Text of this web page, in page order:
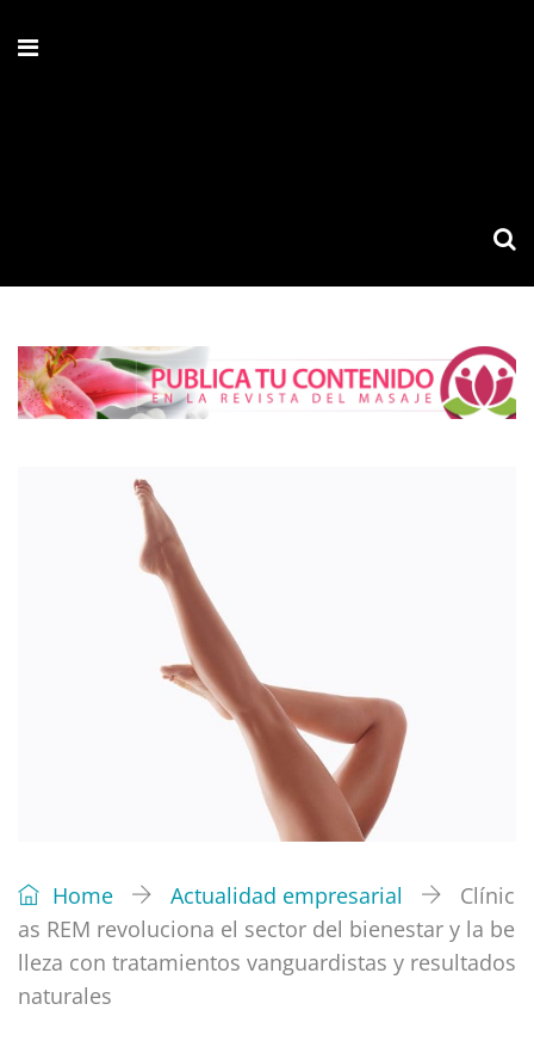
Home Actualidad empresarial
Clínic
as REM revoluciona el sector del bienestar y la be
lleza con tratamientos vanguardistas y resultados
naturales